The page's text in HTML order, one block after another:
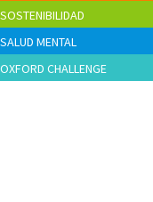
SOSTENIBILIDAD
SALUD MENTAL
OXFORD CHALLENGE